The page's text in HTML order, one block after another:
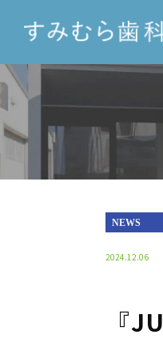
NEWS
2024.12.06
『